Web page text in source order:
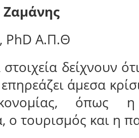
PhD Α.Π.Θ
δείχνουν
άμεσα
όπως
ο τουρισμός και η